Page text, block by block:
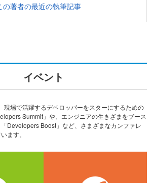
の著者の最近の執筆記事
イベント
現場で活躍するデベロッパーをスターにするための
Summit」や、エンジニアの生きざまをブース
Developers Boost」など、さまざまなカンファレ
ます。